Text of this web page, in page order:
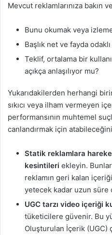
Mevcut reklamlarınıza bakın
Bunu okumak veya
Başlık net ve fayda odaklı
Teklif, ortalama bir
açıkça anlaşılıyor mu?
Yukarıdakilerden herhangi
sıkıcı veya ilham vermeyen
performansının muhtemel
canlandırmak için
Statik reklamlara
kesintileri ekleyin. Bunlar
reklamın geri kalan
yetecek kadar uzun süre
UGC tarzı video içeriği
tüketicilere güvenir. Bu
Oluşturulan İçerik (UGC)